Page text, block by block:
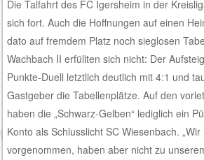
Die Talfahrt des FC Igersheim in der
sich fort. Auch die Hoffnungen auf einen
dato auf fremdem Platz noch sieglosen
Wachbach II erfüllten sich nicht: Der
Punkte-Duell letztlich deutlich mit 4:1 und
Gastgeber die Tabellenplätze. Auf den
haben die „Schwarz-Gelben“ lediglich ein
Konto als Schlusslicht SC Wiesenbach.
vorgenommen, haben aber nicht zu